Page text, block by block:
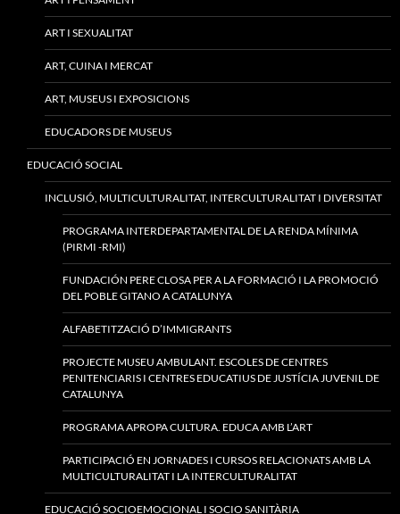
ART I SEXUALITAT
ART, CUINA I MERCAT
ART, MUSEUS I EXPOSICIONS
EDUCADORS DE MUSEUS
EDUCACIÓ SOCIAL
INCLUSIÓ, MULTICULTURALITAT, INTERCULTURALITAT I DIVERSITAT
PROGRAMA INTERDEPARTAMENTAL DE LA RENDA MÍNIMA
(PIRMI -RMI)
FUNDACIÓN PERE CLOSA PER A LA FORMACIÓ I LA PROMOCIÓ
DEL POBLE GITANO A CATALUNYA
ALFABETITZACIÓ D’IMMIGRANTS
PROJECTE MUSEU AMBULANT. ESCOLES DE CENTRES
PENITENCIARIS I CENTRES EDUCATIUS DE JUSTÍCIA JUVENIL DE
CATALUNYA
PROGRAMA APROPA CULTURA. EDUCA AMB L’ART
PARTICIPACIÓ EN JORNADES I CURSOS RELACIONATS AMB LA
MULTICULTURALITAT I LA INTERCULTURALITAT
EDUCACIÓ SOCIOEMOCIONAL I SOCIO SANITÀRIA